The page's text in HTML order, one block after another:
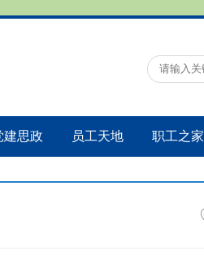
建思政 员工天地 职工之家